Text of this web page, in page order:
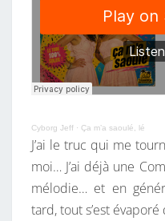
Cyborg Jeff · Ça m’a saoulé, lé
J’ai le truc qui me
moi… J’ai déjà une
mélodie… et en
tard, tout s’est